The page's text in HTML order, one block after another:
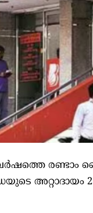
വർഷത്തെ
അറ്റാദായം